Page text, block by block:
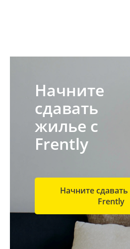
Начните
сдавать
жилье с
Frently
Начните
Frently